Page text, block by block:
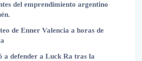
del emprendimiento argentino
de Enner Valencia a horas de
a defender a Luck Ra tras la